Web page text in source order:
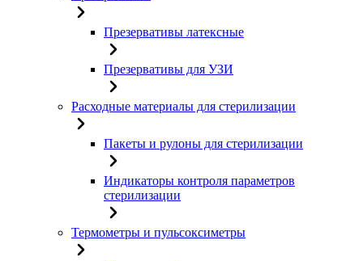
Презервативы латексные
Презервативы для УЗИ
Расходные материалы для стерилизации
Пакеты и рулоны для стерилизации
Индикаторы контроля параметров
стерилизации
Термометры и пульсоксиметры